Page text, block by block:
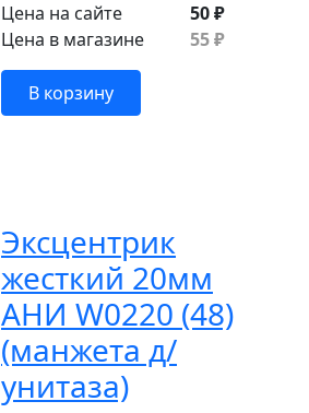
Цена на сайте
50 ₽
Цена в магазине
55 ₽
В корзину
Эксцентрик
жесткий 20мм
АНИ W0220 (48)
(манжета д/
унитаза)